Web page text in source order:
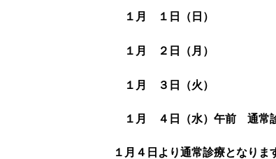
１月 １日（日）
１月 ２日（月）
１月 ３日（火）
１月 ４日（水）午前
１月４日より通常診療となりま